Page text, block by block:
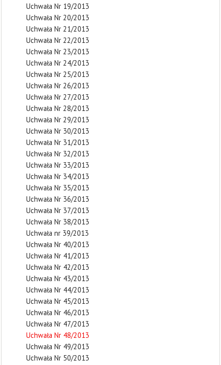
Uchwała Nr 19/2013
Uchwała Nr 20/2013
Uchwała Nr 21/2013
Uchwała Nr 22/2013
Uchwała Nr 23/2013
Uchwała Nr 24/2013
Uchwała Nr 25/2013
Uchwała Nr 26/2013
Uchwała Nr 27/2013
Uchwała Nr 28/2013
Uchwała Nr 29/2013
Uchwała Nr 30/2013
Uchwała Nr 31/2013
Uchwała Nr 32/2013
Uchwała Nr 33/2013
Uchwała Nr 34/2013
Uchwała Nr 35/2013
Uchwała Nr 36/2013
Uchwała Nr 37/2013
Uchwała Nr 38/2013
Uchwała nr 39/2013
Uchwała Nr 40/2013
Uchwała Nr 41/2013
Uchwała Nr 42/2013
Uchwała Nr 43/2013
Uchwała Nr 44/2013
Uchwała Nr 45/2013
Uchwała Nr 46/2013
Uchwała Nr 47/2013
Uchwała Nr 48/2013
Uchwała Nr 49/2013
Uchwała Nr 50/2013